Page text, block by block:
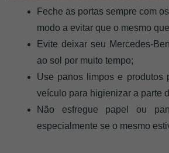
Feche as portas sempre com
modo a evitar que o mesmo
Evite deixar seu Mercedes-
ao sol por muito tempo;
Use panos limpos e produtos
veículo para higienizar a parte
Não esfregue papel ou
especialmente se o mesmo